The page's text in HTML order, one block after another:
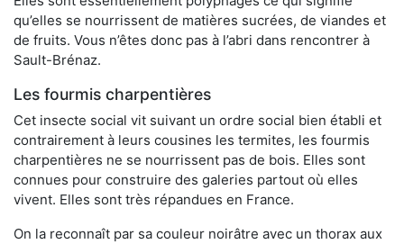
qu’elles se nourrissent de matières sucrées, de viandes et
de fruits. Vous n’êtes donc pas à l’abri dans rencontrer à
Sault-Brénaz.
Les fourmis charpentières
Cet insecte social vit suivant un ordre social bien établi et
contrairement à leurs cousines les termites, les fourmis
charpentières ne se nourrissent pas de bois. Elles sont
connues pour construire des galeries partout où elles
vivent. Elles sont très répandues en France.
On la reconnaît par sa couleur noirâtre avec un thorax aux